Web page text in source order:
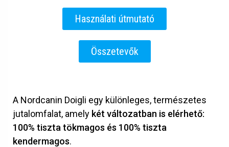
Használati útmutató
Összetevők
A Nordcanin Doigli egy különleges, természetes
jutalomfalat, amely két változatban is elérhető:
100% tiszta tökmagos és 100% tiszta
kendermagos.